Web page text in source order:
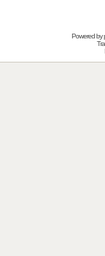
Powered by